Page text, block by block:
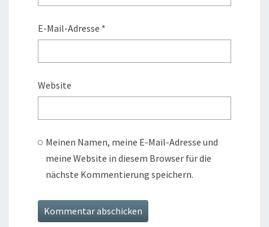
E-Mail-Adresse *
Website
Meinen Namen, meine E-Mail-Adresse und
meine Website in diesem Browser für die
nächste Kommentierung speichern.